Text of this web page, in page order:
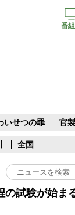
番
いせつの罪 官
全国
の試験が始